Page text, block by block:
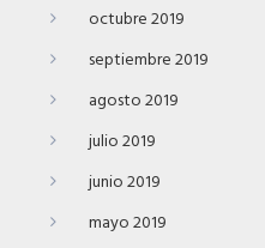
octubre 2019
septiembre 2019
agosto 2019
julio 2019
junio 2019
mayo 2019